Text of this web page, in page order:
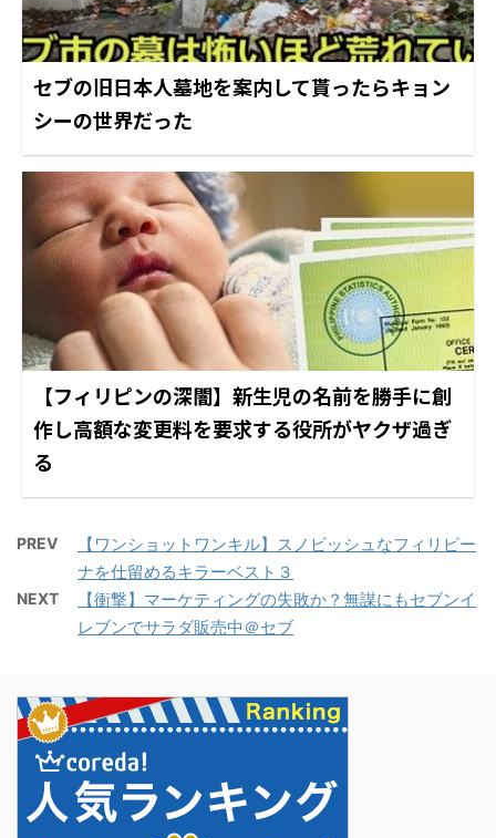
セブの旧日本人墓地を案内して貰ったらキョン
シーの世界だった
【フィリピンの深闇】新生児の名前を勝手に創
作し高額な変更料を要求する役所がヤクザ過ぎ
る
PREV
【ワンショットワンキル】スノビッシュなフィリピー
ナを仕留めるキラーベスト３
NEXT
【衝撃】マーケティングの失敗か？無謀にもセブンイ
レブンでサラダ販売中＠セブ